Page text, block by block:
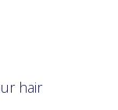
hair